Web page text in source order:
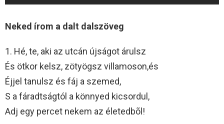
Neked írom a dalt dalszöveg
1. Hé, te, aki az utcán újságot árulsz
És ötkor kelsz, zötyögsz villamoson,és
Éjjel tanulsz és fáj a szemed,
S a fáradtságtól a könnyed kicsordul,
Adj egy percet nekem az életedbõl!